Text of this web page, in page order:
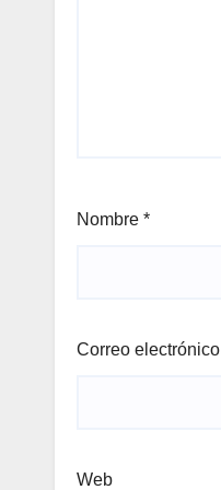
Nombre *
Correo electrónico
Web